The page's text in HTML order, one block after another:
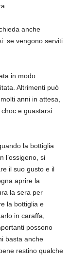
anche
se vengono serviti
in modo
. Altrimenti può
anni in attesa,
e guastarsi
la bottiglia
l’ossigeno, si
il suo gusto e il
aprire la
la sera per
la bottiglia e
in caraffa,
possono
basta anche
restino qualche